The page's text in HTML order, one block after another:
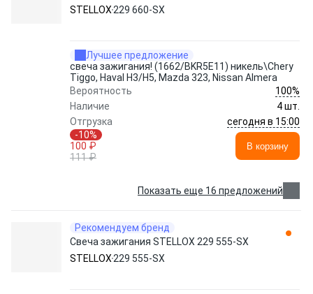
STELLOX 229 660-SX
Лучшее предложение
свеча зажигания! (1662/BKR5E11) никель\Chery
Tiggo, Haval H3/H5, Mazda 323, Nissan Almera
Вероятность
100%
Наличие
4 шт.
Отгрузка
сегодня в 15:00
-10%
100 ₽
111 ₽
В корзину
Показать еще 16 предложений
Рекомендуем бренд
Свеча зажигания STELLOX 229 555-SX
STELLOX 229 555-SX